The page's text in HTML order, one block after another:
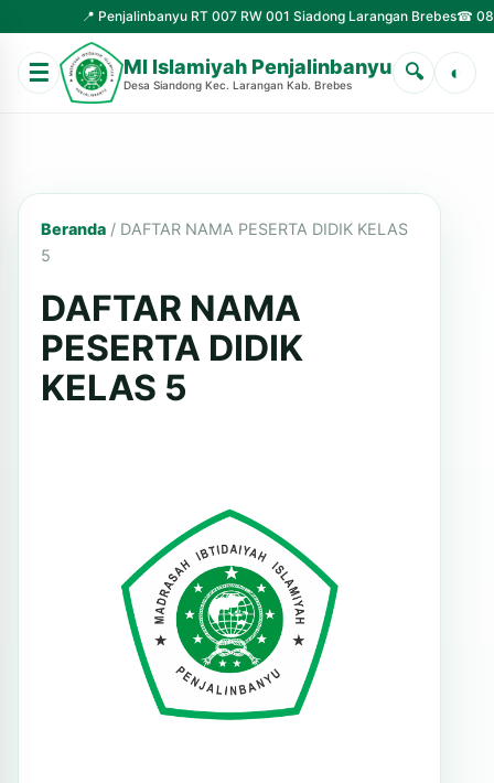
📍 Penjalinbanyu RT 007 RW 001 Siadong Larangan Brebes☎ 0823-
☰ MI Islamiyah Penjalinbanyu
Desa Siandong Kec. Larangan Kab. Brebes
🔍 ◐
Beranda / DAFTAR NAMA PESERTA DIDIK KELAS
5
DAFTAR NAMA
PESERTA DIDIK
KELAS 5